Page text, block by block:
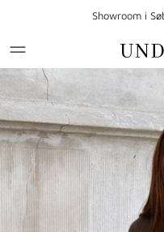
Showroom i
Gå til produktoplysninger